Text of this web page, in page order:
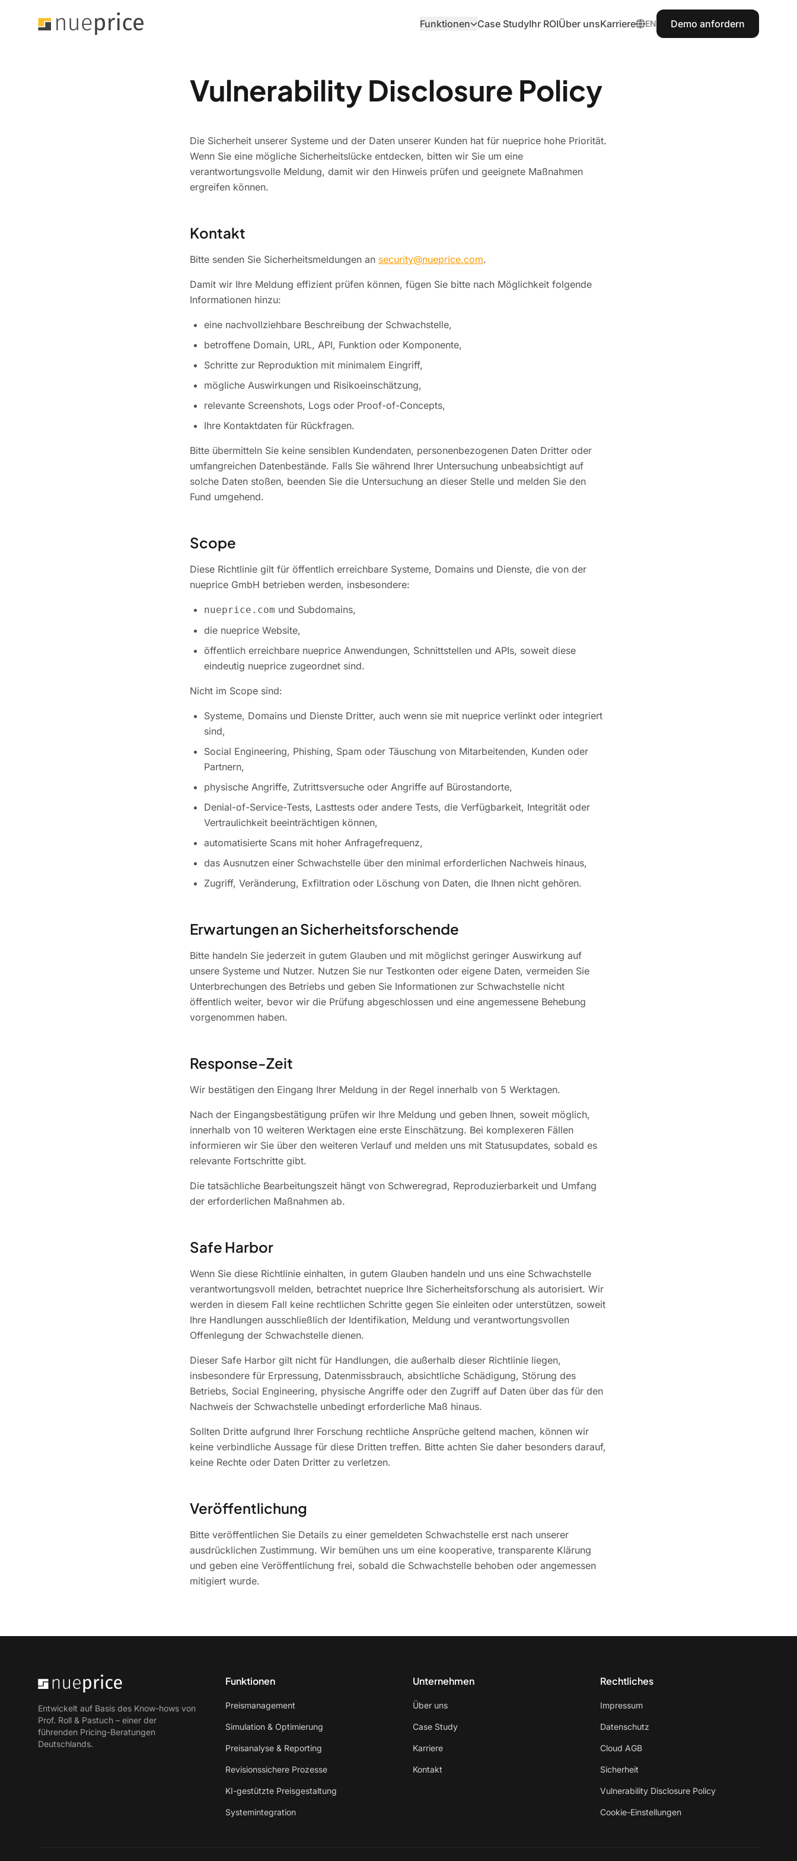
Funktionen
wettbewerbsorientierte Ansätze.
Szenarien vergleichen.
Datenqualität.
Audit-Trail, Vier-Augen-Prinzip
und Rollenkonzept.
Case StudyIhr ROIÜber unsKarriere EN Demo anfordern
Vulnerability Disclosure Policy
Die Sicherheit unserer Systeme und der Daten unserer Kunden hat für nueprice hohe Priorität.
Wenn Sie eine mögliche Sicherheitslücke entdecken, bitten wir Sie um eine
verantwortungsvolle Meldung, damit wir den Hinweis prüfen und geeignete Maßnahmen
ergreifen können.
Kontakt
Bitte senden Sie Sicherheitsmeldungen an security@nueprice.com.
Damit wir Ihre Meldung effizient prüfen können, fügen Sie bitte nach Möglichkeit folgende
Informationen hinzu:
eine nachvollziehbare Beschreibung der Schwachstelle,
betroffene Domain, URL, API, Funktion oder Komponente,
Schritte zur Reproduktion mit minimalem Eingriff,
mögliche Auswirkungen und Risikoeinschätzung,
relevante Screenshots, Logs oder Proof-of-Concepts,
Ihre Kontaktdaten für Rückfragen.
Bitte übermitteln Sie keine sensiblen Kundendaten, personenbezogenen Daten Dritter oder
umfangreichen Datenbestände. Falls Sie während Ihrer Untersuchung unbeabsichtigt auf
solche Daten stoßen, beenden Sie die Untersuchung an dieser Stelle und melden Sie den
Fund umgehend.
Scope
Diese Richtlinie gilt für öffentlich erreichbare Systeme, Domains und Dienste, die von der
nueprice GmbH betrieben werden, insbesondere:
nueprice.com und Subdomains,
die nueprice Website,
öffentlich erreichbare nueprice Anwendungen, Schnittstellen und APIs, soweit diese
eindeutig nueprice zugeordnet sind.
Nicht im Scope sind:
Systeme, Domains und Dienste Dritter, auch wenn sie mit nueprice verlinkt oder integriert
sind,
Social Engineering, Phishing, Spam oder Täuschung von Mitarbeitenden, Kunden oder
Partnern,
physische Angriffe, Zutrittsversuche oder Angriffe auf Bürostandorte,
Denial-of-Service-Tests, Lasttests oder andere Tests, die Verfügbarkeit, Integrität oder
Vertraulichkeit beeinträchtigen können,
automatisierte Scans mit hoher Anfragefrequenz,
das Ausnutzen einer Schwachstelle über den minimal erforderlichen Nachweis hinaus,
Zugriff, Veränderung, Exfiltration oder Löschung von Daten, die Ihnen nicht gehören.
Erwartungen an Sicherheitsforschende
Bitte handeln Sie jederzeit in gutem Glauben und mit möglichst geringer Auswirkung auf
unsere Systeme und Nutzer. Nutzen Sie nur Testkonten oder eigene Daten, vermeiden Sie
Unterbrechungen des Betriebs und geben Sie Informationen zur Schwachstelle nicht
öffentlich weiter, bevor wir die Prüfung abgeschlossen und eine angemessene Behebung
vorgenommen haben.
Response-Zeit
Wir bestätigen den Eingang Ihrer Meldung in der Regel innerhalb von 5 Werktagen.
Nach der Eingangsbestätigung prüfen wir Ihre Meldung und geben Ihnen, soweit möglich,
innerhalb von 10 weiteren Werktagen eine erste Einschätzung. Bei komplexeren Fällen
informieren wir Sie über den weiteren Verlauf und melden uns mit Statusupdates, sobald es
relevante Fortschritte gibt.
Die tatsächliche Bearbeitungszeit hängt von Schweregrad, Reproduzierbarkeit und Umfang
der erforderlichen Maßnahmen ab.
Safe Harbor
Wenn Sie diese Richtlinie einhalten, in gutem Glauben handeln und uns eine Schwachstelle
verantwortungsvoll melden, betrachtet nueprice Ihre Sicherheitsforschung als autorisiert. Wir
werden in diesem Fall keine rechtlichen Schritte gegen Sie einleiten oder unterstützen, soweit
Ihre Handlungen ausschließlich der Identifikation, Meldung und verantwortungsvollen
Offenlegung der Schwachstelle dienen.
Dieser Safe Harbor gilt nicht für Handlungen, die außerhalb dieser Richtlinie liegen,
insbesondere für Erpressung, Datenmissbrauch, absichtliche Schädigung, Störung des
Betriebs, Social Engineering, physische Angriffe oder den Zugriff auf Daten über das für den
Nachweis der Schwachstelle unbedingt erforderliche Maß hinaus.
Sollten Dritte aufgrund Ihrer Forschung rechtliche Ansprüche geltend machen, können wir
keine verbindliche Aussage für diese Dritten treffen. Bitte achten Sie daher besonders darauf,
keine Rechte oder Daten Dritter zu verletzen.
Veröffentlichung
Bitte veröffentlichen Sie Details zu einer gemeldeten Schwachstelle erst nach unserer
ausdrücklichen Zustimmung. Wir bemühen uns um eine kooperative, transparente Klärung
und geben eine Veröffentlichung frei, sobald die Schwachstelle behoben oder angemessen
mitigiert wurde.
Entwickelt auf Basis des Know-hows von
Prof. Roll & Pastuch – einer der
führenden Pricing-Beratungen
Deutschlands.
Funktionen
Preismanagement
Simulation & Optimierung
Preisanalyse & Reporting
Revisionssichere Prozesse
KI-gestützte Preisgestaltung
Systemintegration
Unternehmen
Über uns
Case Study
Karriere
Kontakt
Rechtliches
Impressum
Datenschutz
Cloud AGB
Sicherheit
Vulnerability Disclosure Policy
Cookie-Einstellungen